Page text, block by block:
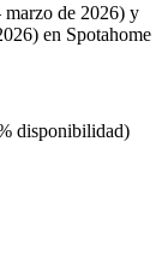
marzo de 2026) y
en Spotahome
disponibilidad)